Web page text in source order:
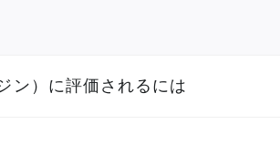
ン）に評価されるには